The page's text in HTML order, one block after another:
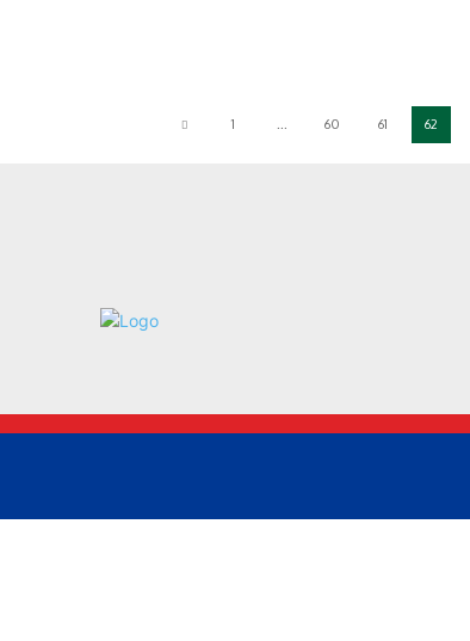
1 60 61 62